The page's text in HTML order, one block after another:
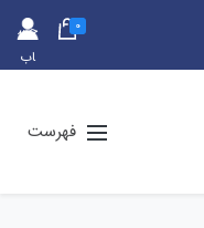
حس
اب
0
فهرست